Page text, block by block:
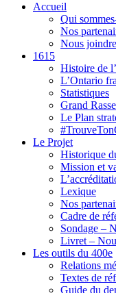
Accueil
Qui
Nos
Nous joindre
1615
Histoire de
L’Ontario
Statistiques
Grand
Le Plan
Le Projet
Historique
Mission et
Lexique
Nos
Cadre de
Sondage –
Livret –
Les outils du 400e
Relations
Textes de
Guide du